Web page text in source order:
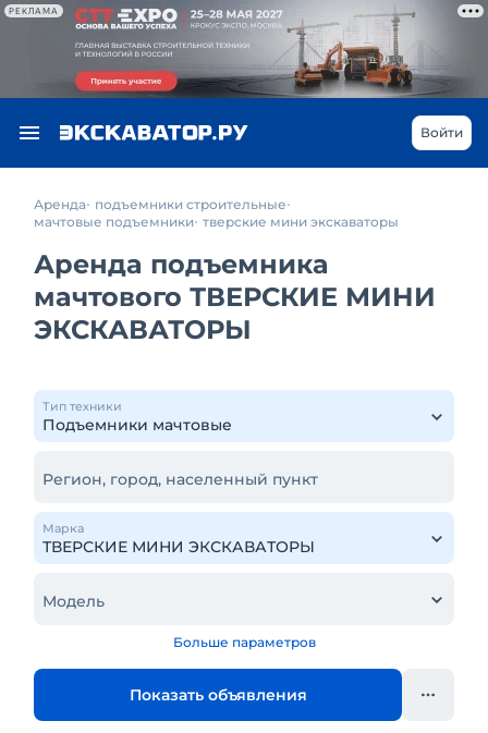
РЕКЛАМА
Войти
Аренда
подъемники строительные
мачтовые подъемники тверские мини экскаваторы
Аренда подъемника
мачтового ТВЕРСКИЕ МИНИ
ЭКСКАВАТОРЫ
Тип техники
Регион, город, населенный пункт
Марка
Модель
Больше параметров
Показать объявления